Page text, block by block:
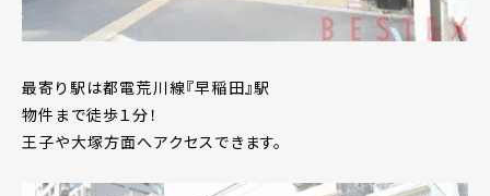
最寄り駅は都電荒川線『早稲田』駅
物件まで徒歩１分！
王子や大塚方面へアクセスできます。